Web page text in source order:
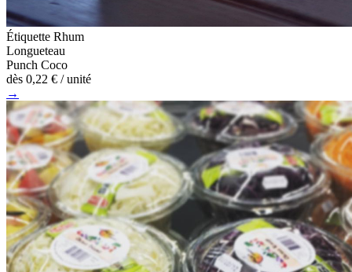
Étiquette Rhum
Longueteau
Punch Coco
dès 0,22 € / unité
→